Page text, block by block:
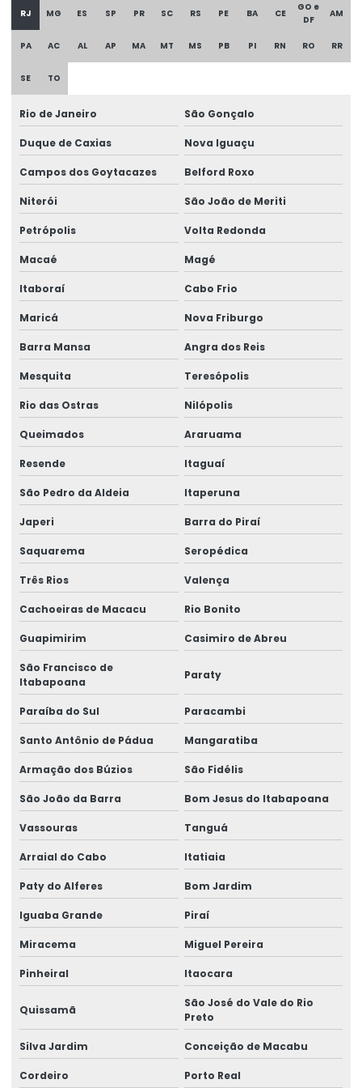
Transportador de arraste tubular
Transportadores de arraste
Transporte pneumatico a vácuo
Transporte a vácuo
Tubo de aço inox 304
Tubo revestido polietileno
Tubo revestimento
Tubulação de aço inox
Tubulação de aço inoxidável
Tubulação de aspiração
Tubulação de grãos
Valor silo metálico
Válvula borboleta preço
Valvula de desvio
Válvula de desvio de fluxo
Valvula guilhotina
Válvula rotativa preço
Válvulas rotativas
Válvulas rotativas fabricantes
RJ MG ES SP PR SC RS PE BA CE
GO e
DF
AM
PA AC AL AP MA MT MS PB PI RN RO RR
SE TO
Rio de Janeiro São Gonçalo
Duque de Caxias Nova Iguaçu
Campos dos Goytacazes Belford Roxo
Niterói São João de Meriti
Petrópolis Volta Redonda
Macaé Magé
Itaboraí Cabo Frio
Maricá Nova Friburgo
Barra Mansa Angra dos Reis
Mesquita Teresópolis
Rio das Ostras Nilópolis
Queimados Araruama
Resende Itaguaí
São Pedro da Aldeia Itaperuna
Japeri Barra do Piraí
Saquarema Seropédica
Três Rios Valença
Cachoeiras de Macacu Rio Bonito
Guapimirim Casimiro de Abreu
São Francisco de
Itabapoana
Paraty
Paraíba do Sul Paracambi
Santo Antônio de Pádua Mangaratiba
Armação dos Búzios São Fidélis
São João da Barra Bom Jesus do Itabapoana
Vassouras Tanguá
Arraial do Cabo Itatiaia
Paty do Alferes Bom Jardim
Iguaba Grande Piraí
Miracema Miguel Pereira
Pinheiral Itaocara
Quissamã
São José do Vale do Rio
Preto
Silva Jardim Conceição de Macabu
Cordeiro Porto Real